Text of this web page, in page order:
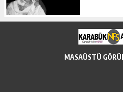
MASAÜSTÜ